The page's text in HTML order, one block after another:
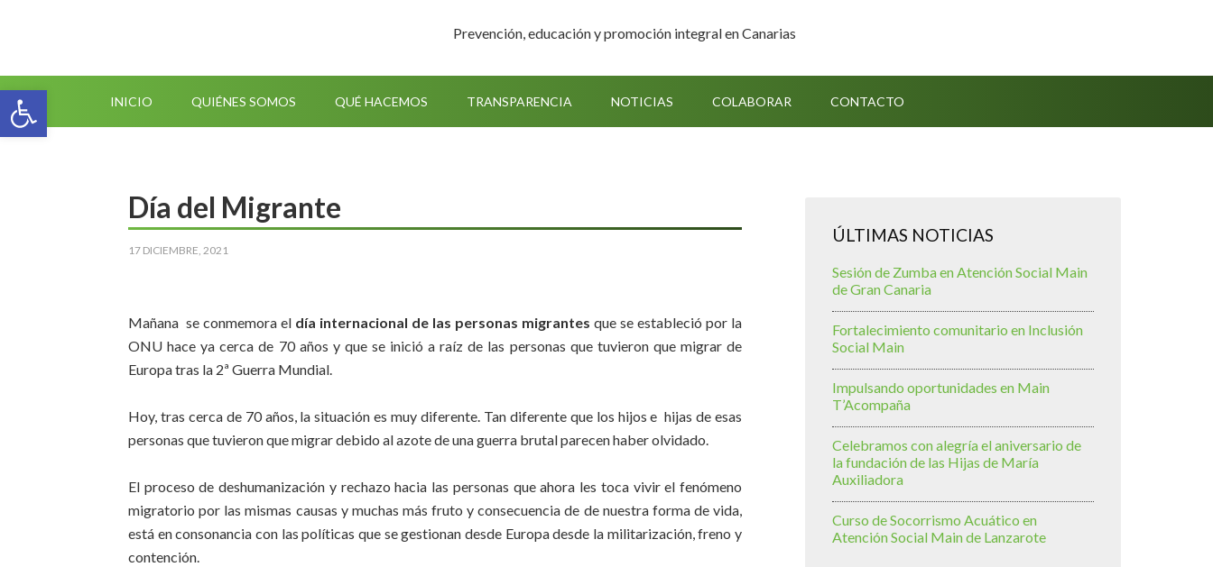
Prevención, educación y promoción integral en Canarias
INICIO QUIÉNES SOMOS QUÉ HACEMOS TRANSPARENCIA NOTICIAS COLABORAR CONTACTO
Día del Migrante
17 DICIEMBRE, 2021
Mañana se conmemora el día internacional de las personas migrantes que se estableció por la
ONU hace ya cerca de 70 años y que se inició a raíz de las personas que tuvieron que migrar de
Europa tras la 2ª Guerra Mundial.
Hoy, tras cerca de 70 años, la situación es muy diferente. Tan diferente que los hijos e hijas de esas
personas que tuvieron que migrar debido al azote de una guerra brutal parecen haber olvidado.
El proceso de deshumanización y rechazo hacia las personas que ahora les toca vivir el fenómeno
migratorio por las mismas causas y muchas más fruto y consecuencia de de nuestra forma de vida,
está en consonancia con las políticas que se gestionan desde Europa desde la militarización, freno y
contención.
ÚLTIMAS NOTICIAS
Sesión de Zumba en Atención Social Main
de Gran Canaria
Fortalecimiento comunitario en Inclusión
Social Main
Impulsando oportunidades en Main
T’Acompaña
Celebramos con alegría el aniversario de
la fundación de las Hijas de María
Auxiliadora
Curso de Socorrismo Acuático en
Atención Social Main de Lanzarote
Abrir barra de herramientas